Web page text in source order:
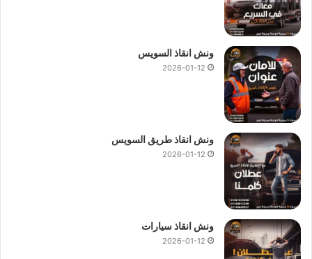
ونش انقاذ السويس
2026-01-12
ونش انقاذ طريق السويس
2026-01-12
ونش انقاذ سيارات
2026-01-12